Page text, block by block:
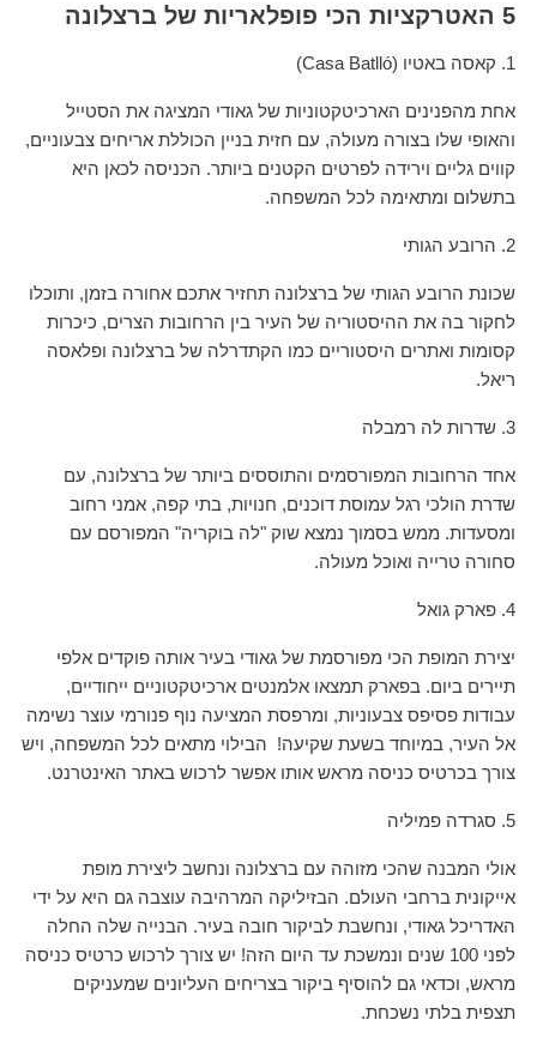
5 האטרקציות הכי פופלאריות של ברצלונה
1. קאסה באטיו (Casa Batlló)
אחת מהפנינים הארכיטקטוניות של גאודי המציגה את הסטייל
והאופי שלו בצורה מעולה, עם חזית בניין הכוללת אריחים צבעוניים,
קווים גליים וירידה לפרטים הקטנים ביותר. הכניסה לכאן היא
בתשלום ומתאימה לכל המשפחה.
2. הרובע הגותי
שכונת הרובע הגותי של ברצלונה תחזיר אתכם אחורה בזמן, ותוכלו
לחקור בה את ההיסטוריה של העיר בין הרחובות הצרים, כיכרות
קסומות ואתרים היסטוריים כמו הקתדרלה של ברצלונה ופלאסה
ריאל.
3. שדרות לה רמבלה
אחד הרחובות המפורסמים והתוססים ביותר של ברצלונה, עם
שדרת הולכי רגל עמוסת דוכנים, חנויות, בתי קפה, אמני רחוב
ומסעדות. ממש בסמוך נמצא שוק "לה בוקריה" המפורסם עם
סחורה טרייה ואוכל מעולה.
4. פארק גואל
יצירת המופת הכי מפורסמת של גאודי בעיר אותה פוקדים אלפי
תיירים ביום. בפארק תמצאו אלמנטים ארכיטקטוניים ייחודיים,
עבודות פסיפס צבעוניות, ומרפסת המציעה נוף פנורמי עוצר נשימה
אל העיר, במיוחד בשעת שקיעה! הבילוי מתאים לכל המשפחה, ויש
צורך בכרטיס כניסה מראש אותו אפשר לרכוש באתר האינטרנט.
5. סגרדה פמיליה
אולי המבנה שהכי מזוהה עם ברצלונה ונחשב ליצירת מופת
אייקונית ברחבי העולם. הבזיליקה המרהיבה עוצבה גם היא על ידי
האדריכל גאודי, ונחשבת לביקור חובה בעיר. הבנייה שלה החלה
לפני 100 שנים ונמשכת עד היום הזה! יש צורך לרכוש כרטיס כניסה
מראש, וכדאי גם להוסיף ביקור בצריחים העליונים שמעניקים
תצפית בלתי נשכחת.